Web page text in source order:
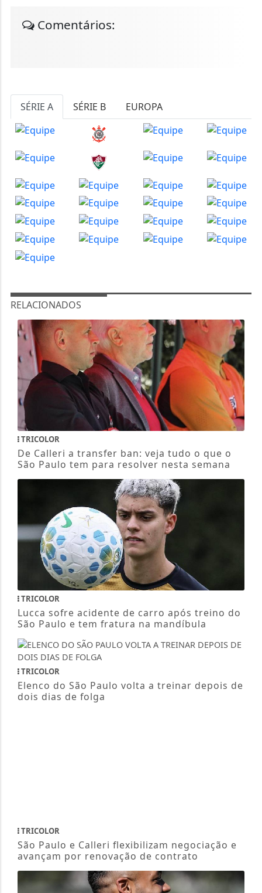
Comentários:
SÉRIE A SÉRIE B EUROPA
RELACIONADOS
TRICOLOR
De Calleri a transfer ban: veja tudo o que o
São Paulo tem para resolver nesta semana
TRICOLOR
Lucca sofre acidente de carro após treino do
São Paulo e tem fratura na mandíbula
TRICOLOR
Elenco do São Paulo volta a treinar depois de
dois dias de folga